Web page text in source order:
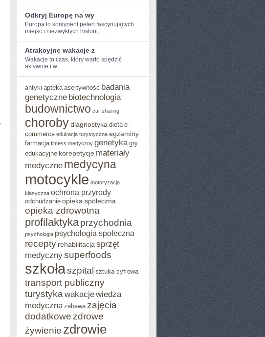
Odkryj Europę na wy
Europa‌ to kontynent pełen fascynujących
miejsc i niezwykłych​ historii, ...
Atrakcyjne wakacje z
Wakacje to czas,‌ który warto‍ spędzić
aktywnie⁣ i‌ w ...
antyki apteka asertywność badania
genetyczne biotechnologia
budownictwo car sharing
chorobydiagnostyka dieta e-
commerce edukacja turystyczna egzaminy
farmacja fitness medyczny genetyka gry
edukacyjne korepetycje materiały
medyczne medycyna
motocykle motoryzacja
klasyczna ochrona przyrody
odchudzanie opieka społeczna
opieka zdrowotna
profilaktykaprzychodnia
psychologia psychologia społeczna
recepty rehabilitacja sprzęt
medycznysuperfoods
szkołaszpital sztuka cyfrowa
transport publiczny
turystyka wakacjewiedza
medyczna zabawa zajęcia
dodatkowe zdrowe
żywienie zdrowie